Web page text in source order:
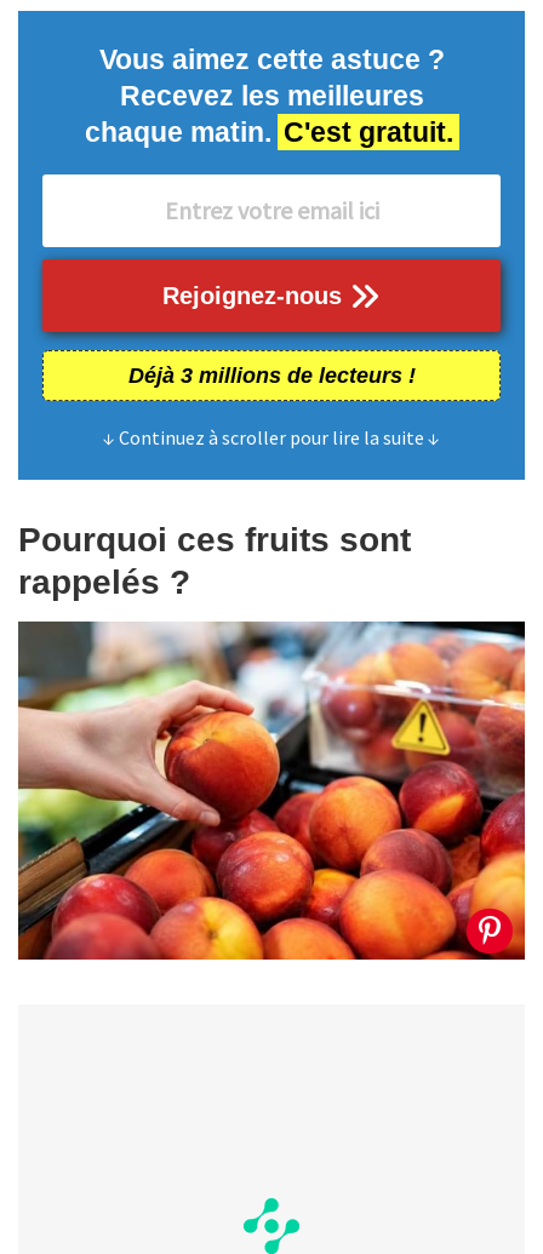
Vous aimez cette astuce ?
Recevez les meilleures
chaque matin. C'est gratuit.
Rejoignez-nous
Déjà 3 millions de lecteurs !
↓ Continuez à scroller pour lire la suite ↓
Pourquoi ces fruits sont
rappelés ?